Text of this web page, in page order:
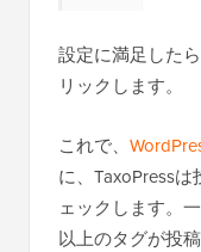
設定に満足した
リックします。
これで、
に、TaxoPress
ェックします。
以上のタグが投